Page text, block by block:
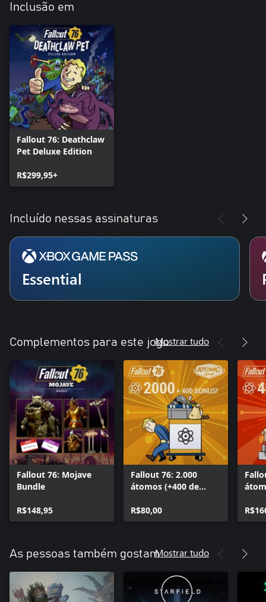
Inclusão em
Fallout 76: Deathclaw
Pet Deluxe Edition
R$299,95+
Incluído nessas assinaturas
Essential
Complementos para este jogoMostrar tudo
Fallout 76: Mojave
Bundle
R$148,95
Fallout 76: 2.000
átomos (+400 de
R$80,00
As pessoas também gostamMostrar tudo